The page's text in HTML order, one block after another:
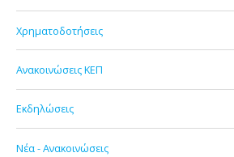
Χρηματοδοτήσεις
Ανακοινώσεις ΚΕΠ
Εκδηλώσεις
Νέα - Ανακοινώσεις